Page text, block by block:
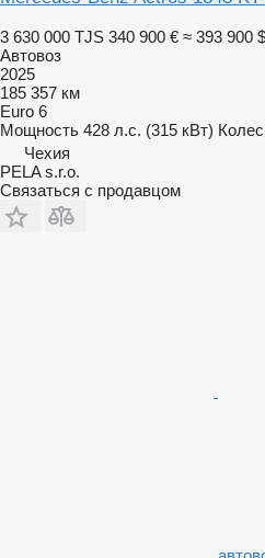
3 630 000 TJS 340 900 € ≈ 393 900 $
Автовоз
2025
185 357 км
Euro 6
Мощность 428 л.с. (315 кВт)
Чехия
PELA s.r.o.
Связаться с продавцом